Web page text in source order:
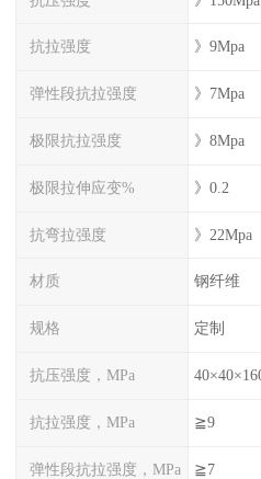
抗拉强度 》9Mpa
弹性段抗拉强度 》7Mpa
极限抗拉强度 》8Mpa
极限拉伸应变% 》0.2
抗弯拉强度 》22Mpa
材质 钢纤维
规格 定制
抗压强度，MPa
抗拉强度，MPa ≧9
弹性段抗拉强度，MPa ≧7